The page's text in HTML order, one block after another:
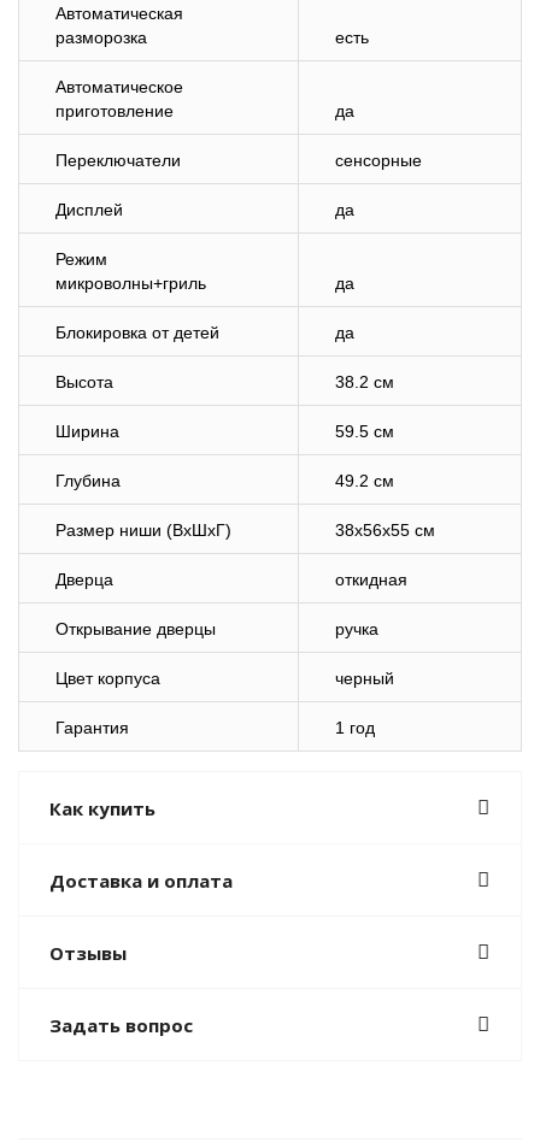
Автоматическая
разморозка
есть
Автоматическое
приготовление
да
Переключатели сенсорные
Дисплей да
Режим
микроволны+гриль
да
Блокировка от детей да
Высота 38.2 см
Ширина 59.5 см
Глубина 49.2 см
Размер ниши (ВхШхГ) 38x56x55 см
Дверца откидная
Открывание дверцы ручка
Цвет корпуса черный
Гарантия 1 год
Как купить
Доставка и оплата
Отзывы
Задать вопрос